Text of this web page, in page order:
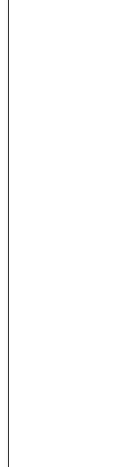
Livraison à
plus, votre
Le retrait en
proche de
le magasin au
Vous avez
vous avez fait